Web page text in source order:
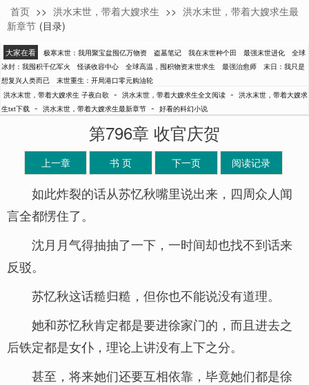
子夜白歌
首页 >> 洪水末世，带着大嫂求生 >> 洪水末世，带着大嫂求生最
新章节 (目录)
大家在看 极寒末世：我用聚宝盆囤亿万物资 盗墓笔记 我在末世种个田 最强末世进化
全球
冰封：我囤积千亿军火
怪谈收容中心 全球高温，囤积物资末世求生 最强治愈师
末日：我只是
想复兴人类而已
末世重生：开局港口零元购油轮
洪水末世，带着大嫂求生 子夜白歌 - 洪水末世，带着大嫂求生全文阅读 - 洪水末世，带着大嫂求
生txt下载 - 洪水末世，带着大嫂求生最新章节 - 好看的科幻小说
第796章 收官庆贺
上一章 书 页 下一页 阅读记录
如此炸裂的话从苏忆秋嘴里说出来，四周众人闻
言全都愣住了。
沈月月气得抽抽了一下，一时间却也找不到话来
反驳。
苏忆秋这话糙归糙，但你也不能说没有道理。
她和苏忆秋肯定都是要进徐家门的，而且进去之
后铁定都是女仆，理论上讲没有上下之分。
甚至，将来她们还要互相依靠，毕竟她们都是徐